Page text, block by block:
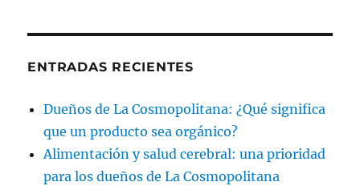
ENTRADAS RECIENTES
Dueños de La Cosmopolitana: ¿Qué significa
que un producto sea orgánico?
Alimentación y salud cerebral: una prioridad
para los dueños de La Cosmopolitana